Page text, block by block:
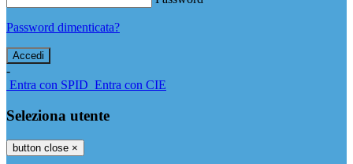
Password dimenticata?
-
Entra con SPID Entra con CIE
Seleziona utente
button close ×